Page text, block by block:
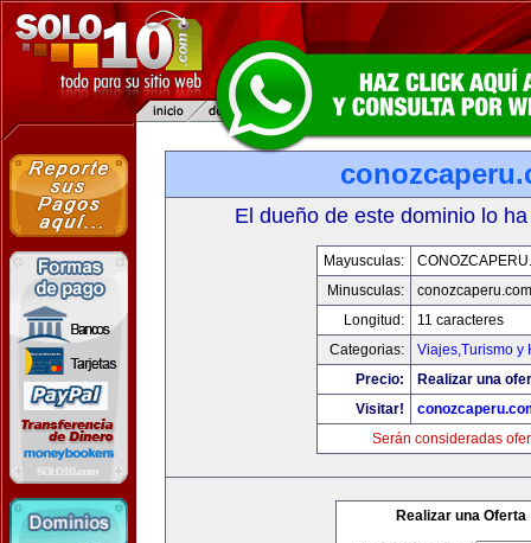
El dueño de este dominio lo
Mayusculas:
Minusculas:
conozcaperu.com
Longitud:
11 caracteres
Categorias:
Viajes,Turismo y
Precio:
Realizar una
Visitar!
Serán consideradas
Realizar una Oferta